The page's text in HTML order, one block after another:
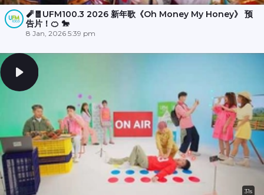
🧨🧧UFM100.3 2026 新年歌《Oh Money My Honey》 预
告片！🍊 🐎
8 Jan, 2026 5:39 pm
31s